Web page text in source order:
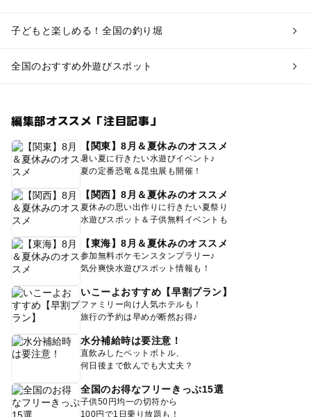
子どもと楽しめる！全国の釣り堀
全国のおすすめ外遊びスポット
編集部オススメ「注目記事」
【関東】8月＆夏休みのオススメ
暑い夏に行きたい水遊びイベント♪
夏の定番恐竜＆昆虫展も開催！
【関西】8月＆夏休みのオススメ
夏休みの思い出作りに行きたい夏祭り
水遊びスポット＆子供無料イベントも
【東海】8月＆夏休みのオススメ
参加無料ポケモンスタンプラリー♪
気分爽快水遊びスポット情報も！
いこーよおすすめ【早割プラン】
ファミリー向け人気ホテルも！
旅行の予約は早めが断然お得♪
水分補給時は要注意！
直飲みしたペットボトル、
何日後まで飲んでも大丈夫？
全国のお得なフリーきっぷ15選
子供50円均一の切符から
100円で1日乗り放題も！